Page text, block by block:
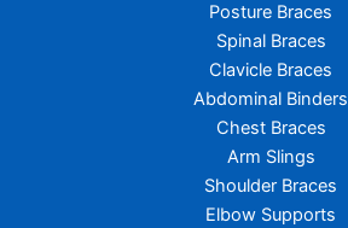
Posture Braces
Spinal Braces
Clavicle Braces
Abdominal Binders
Chest Braces
Arm Slings
Shoulder Braces
Elbow Supports